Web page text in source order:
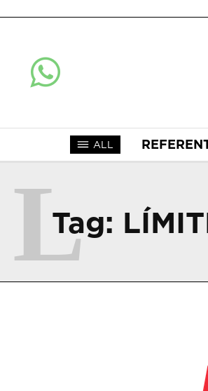
ALL
Tag:
L